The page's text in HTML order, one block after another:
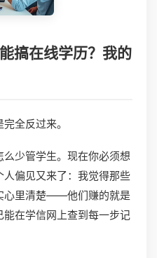
搞在线学历？我的
全反过来。
少管学生。现在你必须想
偏见又来了：我觉得那些
心里清楚——他们赚的就是
在学信网上查到每一步记